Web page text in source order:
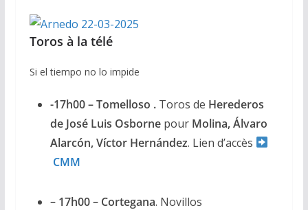
Toros à la télé
Si el tiempo no lo impide
-17h00 – Tomelloso .Toros de Herederos
de José Luis Osbornepour Molina, Álvaro
Alarcón, Víctor Hernández. Lien d’accès
CMM
– 17h00 – Cortegana. Novillos